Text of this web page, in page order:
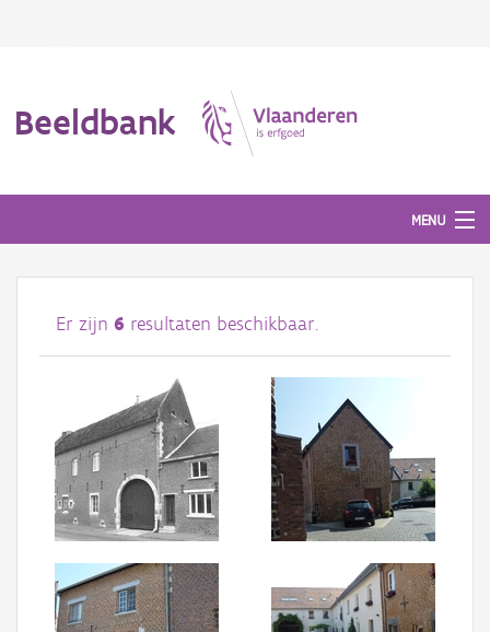
Beeldbank
MENU
Afbeeldingen
#BeeldIndeKijker
Over ons
Aanmelden
Er zijn 6 resultaten beschikbaar.